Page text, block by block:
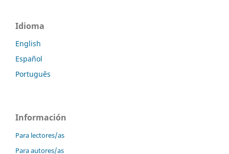
Idioma
English
Español
Português
Información
Para lectores/as
Para autores/as